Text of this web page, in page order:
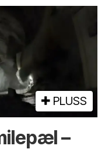
PLUSS
–